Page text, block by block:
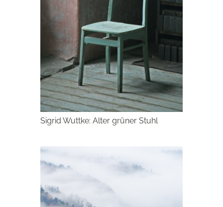
Sigrid Wuttke: Alter grüner Stuhl